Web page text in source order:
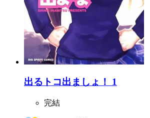
出るトコ出ましょ！ 1
完結